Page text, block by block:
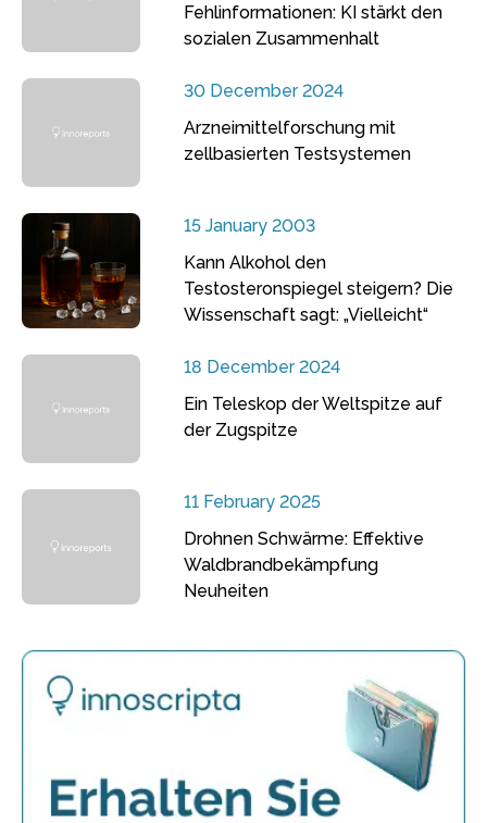
Fehlinformationen: KI stärkt den
sozialen Zusammenhalt
30 December 2024
Arzneimittelforschung mit
zellbasierten Testsystemen
15 January 2003
Kann Alkohol den
Testosteronspiegel steigern? Die
Wissenschaft sagt: „Vielleicht“
18 December 2024
Ein Teleskop der Weltspitze auf
der Zugspitze
11 February 2025
Drohnen Schwärme: Effektive
Waldbrandbekämpfung
Neuheiten